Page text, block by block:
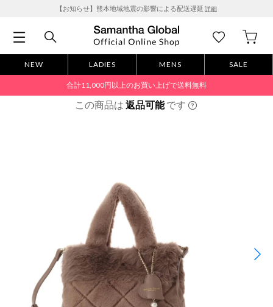
【お知らせ】熊本地域地震の影響による配送遅延 詳細
NEW LADIES MENS SALE
合計11,000円以上のお買い上げで送料無料
この商品は 返品可能です